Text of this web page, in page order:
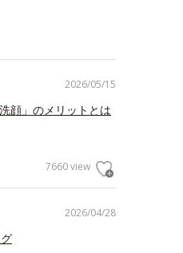
2026/05/15
顔」のメリットとは
7660 view
2026/04/28